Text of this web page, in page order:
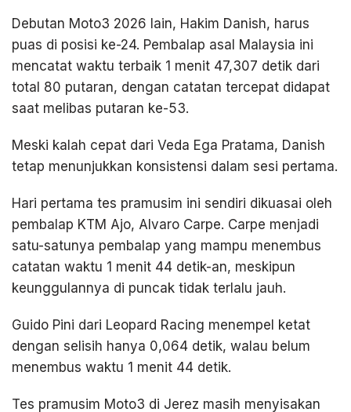
Debutan Moto3 2026 lain, Hakim Danish, harus
puas di posisi ke-24. Pembalap asal Malaysia ini
mencatat waktu terbaik 1 menit 47,307 detik dari
total 80 putaran, dengan catatan tercepat didapat
saat melibas putaran ke-53.
Meski kalah cepat dari Veda Ega Pratama, Danish
tetap menunjukkan konsistensi dalam sesi pertama.
Hari pertama tes pramusim ini sendiri dikuasai oleh
pembalap KTM Ajo, Alvaro Carpe. Carpe menjadi
satu-satunya pembalap yang mampu menembus
catatan waktu 1 menit 44 detik-an, meskipun
keunggulannya di puncak tidak terlalu jauh.
Guido Pini dari Leopard Racing menempel ketat
dengan selisih hanya 0,064 detik, walau belum
menembus waktu 1 menit 44 detik.
Tes pramusim Moto3 di Jerez masih menyisakan